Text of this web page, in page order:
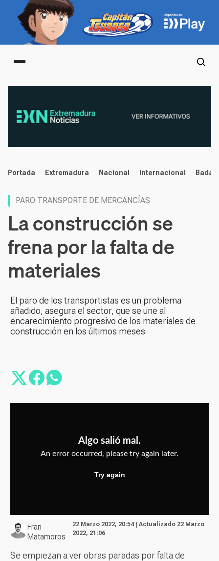
Main menu
noticias
Portada Extremadura Nacional Internacional
PARO TRANSPORTE DE MERCANCÍAS
La construcción se
frena por la falta de
materiales
El paro de los transportistas es un problema
añadido, asegura el sector, que se une al
encarecimiento progresivo de los materiales de
construcción en los últimos meses
Fran
Matamoros
22 Marzo 2022, 20:54 | Actualizado 22 Marzo
2022, 21:06
Se empiezan a ver obras paradas por falta de